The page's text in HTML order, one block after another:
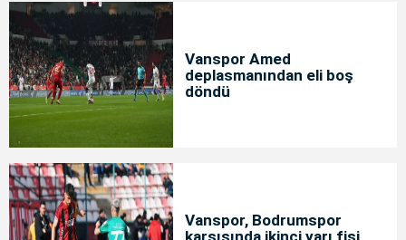
Vanspor Amed
deplasmanından eli boş
döndü
Vanspor, Bodrumspor